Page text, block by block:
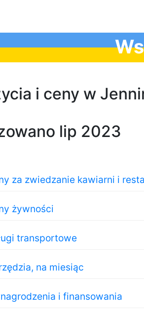
i ceny w
lip 2023
za zwiedzanie kawiarni i
żywności
transportowe
na miesiąc
i finansowania